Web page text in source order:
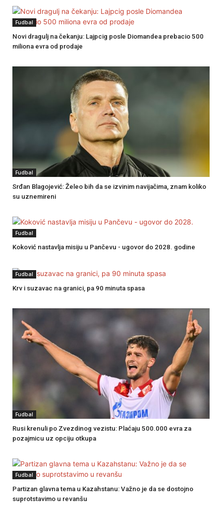
Fudbal
Novi dragulj na čekanju: Lajpcig posle Diomandea prebacio 500
miliona evra od prodaje
Fudbal
Srđan Blagojević: Želeo bih da se izvinim navijačima, znam koliko
su uznemireni
Fudbal
Koković nastavlja misiju u Pančevu - ugovor do 2028. godine
Fudbal
Krv i suzavac na granici, pa 90 minuta spasa
Fudbal
Rusi krenuli po Zvezdinog vezistu: Plaćaju 500.000 evra za
pozajmicu uz opciju otkupa
Fudbal
Partizan glavna tema u Kazahstanu: Važno je da se dostojno
suprotstavimo u revanšu